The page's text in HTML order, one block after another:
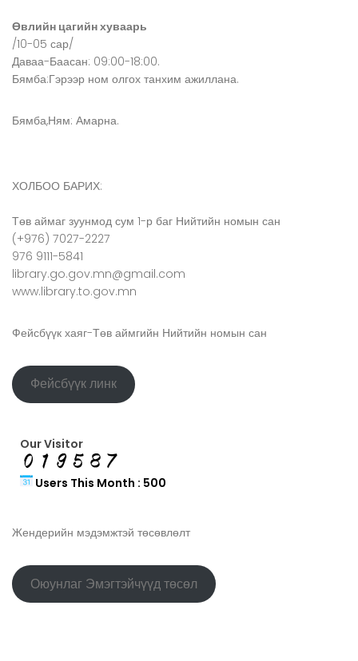
Өвлийн цагийн хуваарь
/10-05 сар/
Даваа-Баасан: 09:00-18:00.
Бямба:Гэрээр ном олгох танхим ажиллана.
Бямба,Ням: Амарна.
ХОЛБОО БАРИХ:
Төв аймаг зуунмод сум 1-р баг Нийтийн номын сан
(+976) 7027-2227
976 9111-5841
library.go.gov.mn@gmail.com
www.library.to.gov.mn
Фейсбүүк хаяг-Төв аймгийн Нийтийн номын сан
Фейсбүүк линк
Our Visitor
Users This Month : 500
Жендерийн мэдэмжтэй төсөвлөлт
Оюунлаг Эмэгтэйчүүд төсөл